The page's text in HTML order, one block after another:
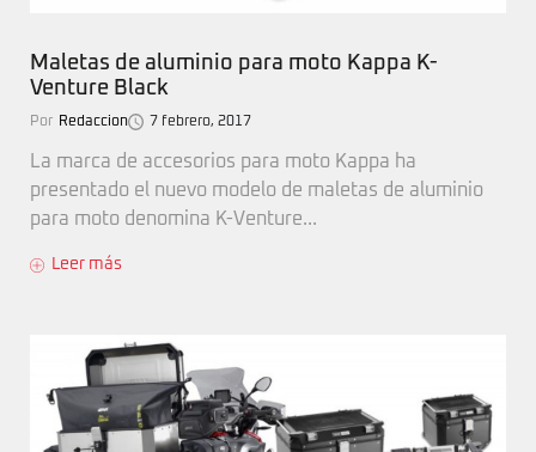
Maletas de aluminio para moto Kappa K-
Venture Black
Por Redaccion 7 febrero, 2017
La marca de accesorios para moto Kappa ha
presentado el nuevo modelo de maletas de aluminio
para moto denomina K-Venture...
Leer más